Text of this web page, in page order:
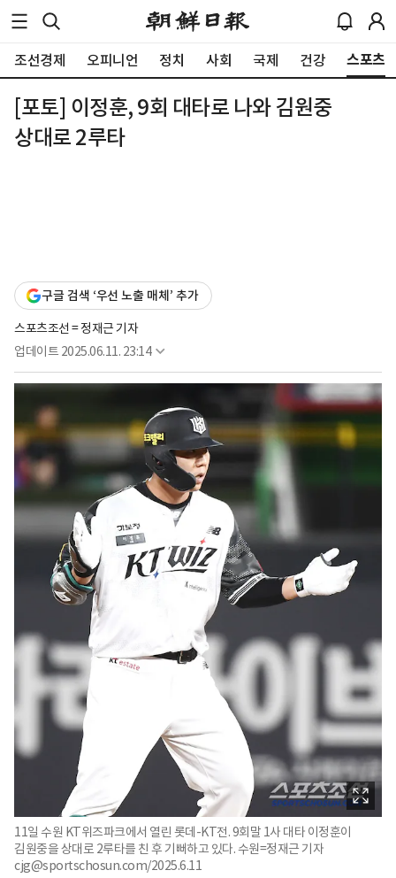
조선경제 오피니언 정치 사회 국제 건강 스포츠
[포토] 이정훈, 9회 대타로 나와 김원중
상대로 2루타
구글 검색 ‘우선 노출 매체’ 추가
스포츠조선 = 정재근 기자
업데이트 2025.06.11. 23:14
11일 수원 KT위즈파크에서 열린 롯데-KT전. 9회말 1사 대타 이정훈이
김원중을 상대로 2루타를 친 후 기뻐하고 있다. 수원=정재근 기자
cjg@sportschosun.com/2025.6.11